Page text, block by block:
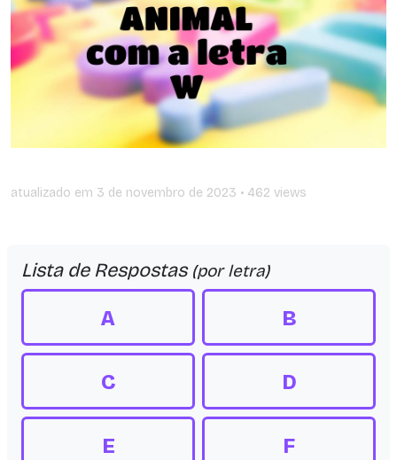
atualizado em 3 de novembro de 2023 • 462 views
Lista de Respostas (por letra)
A B
C D
E F